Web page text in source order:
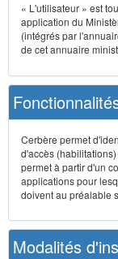
« L'utilisateur » est
application du
(intégrés par
de cet annuaire
Cerbère permet
d'accès
permet à partir d'un
applications pour
doivent au préalable
Modalités